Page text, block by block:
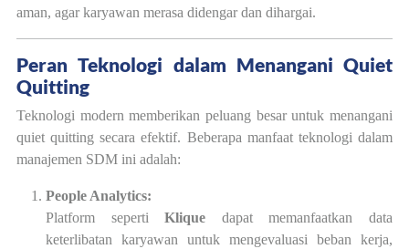
aman, agar karyawan merasa didengar dan dihargai.
Peran Teknologi dalam Menangani Quiet
Quitting
Teknologi modern memberikan peluang besar untuk menangani
quiet quitting secara efektif. Beberapa manfaat teknologi dalam
manajemen SDM ini adalah:
People Analytics:
Platform sepertiKlique dapat memanfaatkan data
keterlibatan karyawan untuk mengevaluasi beban kerja,